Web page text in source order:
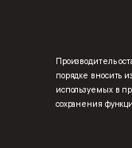
Производитель
порядке вносить
используемых в
сохранения